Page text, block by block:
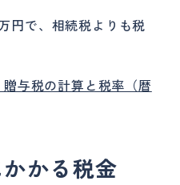
円で、相続税よりも税
与税の計算と税率（暦
かる税金